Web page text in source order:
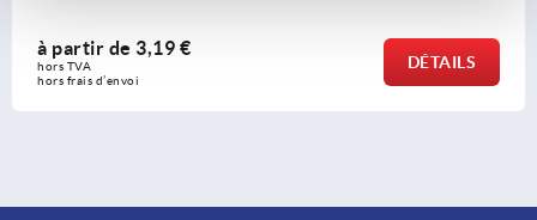
à partir de 3,19 €
hors TVA
hors frais d’envoi
DÉTAILS